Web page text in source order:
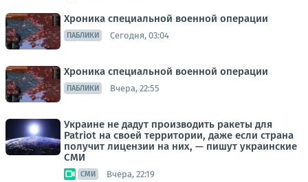
Хроника специальной военной операции
ПАБЛИКИ Сегодня, 03:04
Хроника специальной военной операции
ПАБЛИКИ Вчера, 22:55
Украине не дадут производить ракеты для
Patriot на своей территории, даже если страна
получит лицензии на них, — пишут украинские
СМИ
СМИ Вчера, 22:19